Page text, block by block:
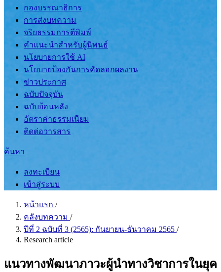
กองบรรณาธิการ
การส่งบทความ
จริยธรรมการตีพิมพ์
คำแนะนำสำหรับผู้นิพนธ์
นโยบายการใช้ AI
นโยบายป้องกันการคัดลอกผลงาน
ข่าวประกาศ
ฉบับปัจจุบัน
ฉบับย้อนหลัง
อัตราค่าธรรมเนียม
ติดต่อวารสาร
ค้นหา
ลงทะเบียน
เข้าสู่ระบบ
หน้าแรก /
คลังบทความ /
ปีที่ 2 ฉบับที่ 3 (2565): กันยายน-ธันวาคม 2565 /
Research article
แนวทางพัฒนาภาวะผู้นำทางวิชาการในยุค